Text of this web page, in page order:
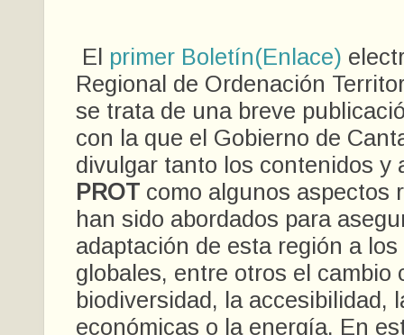
El primer Boletín(Enlace)
Regional de Ordenación
se trata de una breve
con la que el Gobierno de
divulgar tanto los contenidos y
PROT como algunos aspectos
han sido abordados para
adaptación de esta región a
globales, entre otros el cambio
biodiversidad, la accesibilidad,
económicas o la energía. En